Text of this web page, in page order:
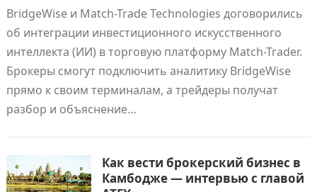
BridgeWise и Match-Trade Technologies договорились
об интеграции инвестиционного искусственного
интеллекта (ИИ) в торговую платформу Match-Trader.
Брокеры смогут подключить аналитику BridgeWise
прямо к своим терминалам, а трейдеры получат
разбор и объяснение…
Как вести брокерский бизнес в
Камбодже — интервью с главой